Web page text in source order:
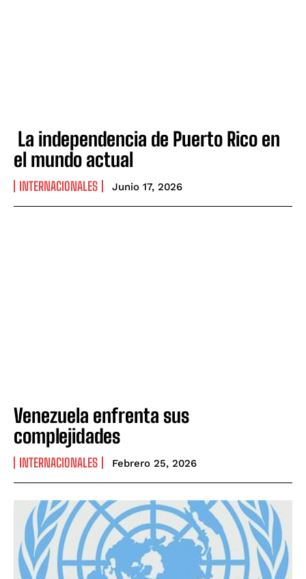
La independencia de Puerto Rico en
el mundo actual
INTERNACIONALES Junio 17, 2026
Venezuela enfrenta sus
complejidades
INTERNACIONALES Febrero 25, 2026